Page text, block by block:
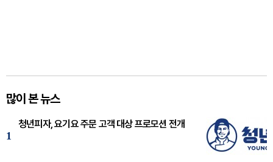
많이 본 뉴스
1
청년피자, 요기요 주문 고객 대상 프로모션 전개